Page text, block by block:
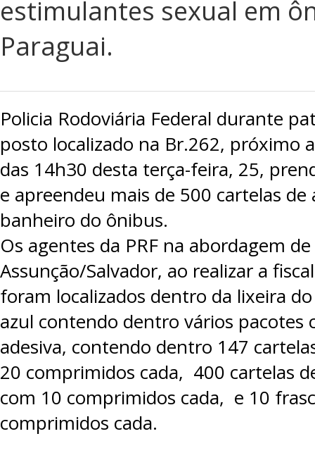
estimulantes sexual em
Paraguai.
Policia Rodoviária Federal durante
posto localizado na Br.262, próximo
das 14h30 desta terça-feira, 25,
e apreendeu mais de 500 cartelas
banheiro do ônibus.
Os agentes da PRF na abordagem
Assunção/Salvador, ao realizar a
foram localizados dentro da lixeira
azul contendo dentro vários
adesiva, contendo dentro 147
20 comprimidos cada, 400 cartelas
com 10 comprimidos cada, e 10
comprimidos cada.